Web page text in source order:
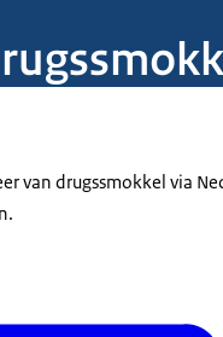
van drugssmokkel via